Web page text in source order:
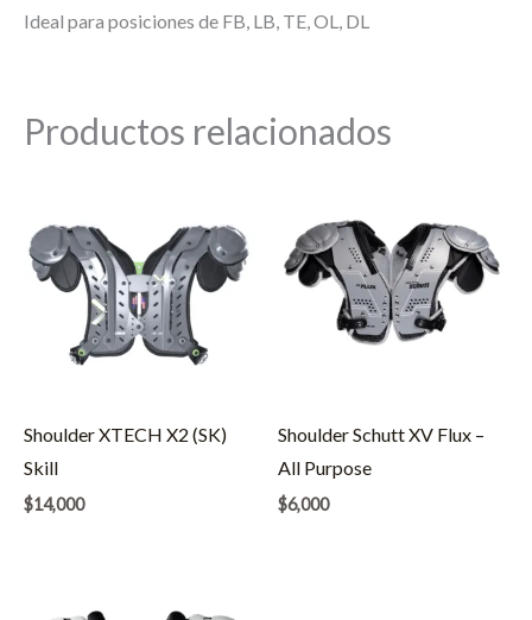
Ideal para posiciones de FB, LB, TE, OL, DL
Productos relacionados
Shoulder XTECH X2 (SK)
Skill
$14,000
Shoulder Schutt XV Flux –
All Purpose
$6,000